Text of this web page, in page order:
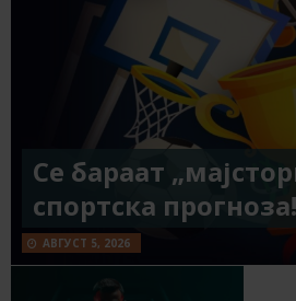
Се бараат
спортска прогноза!
АВГУСТ 5, 2026